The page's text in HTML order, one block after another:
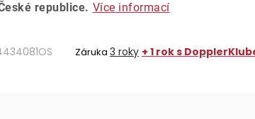
republice. Více informací
Záruka 3 roky + 1 rok s